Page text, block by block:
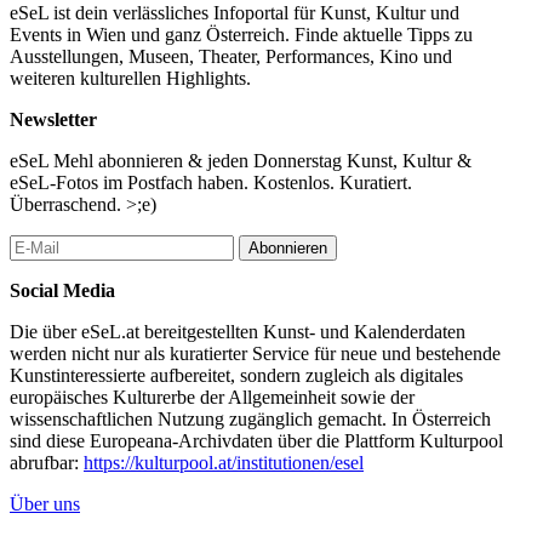
eSeL ist dein verlässliches Infoportal für Kunst, Kultur und
Events in Wien und ganz Österreich. Finde aktuelle Tipps zu
Ausstellungen, Museen, Theater, Performances, Kino und
weiteren kulturellen Highlights.
Newsletter
eSeL Mehl abonnieren & jeden Donnerstag Kunst, Kultur &
eSeL-Fotos im Postfach haben. Kostenlos. Kuratiert.
Überraschend. >;e)
Abonnieren
Social Media
Die über eSeL.at bereitgestellten Kunst- und Kalenderdaten
werden nicht nur als kuratierter Service für neue und bestehende
Kunstinteressierte aufbereitet, sondern zugleich als digitales
europäisches Kulturerbe der Allgemeinheit sowie der
wissenschaftlichen Nutzung zugänglich gemacht. In Österreich
sind diese Europeana-Archivdaten über die Plattform Kulturpool
abrufbar: https://kulturpool.at/institutionen/esel
Über uns